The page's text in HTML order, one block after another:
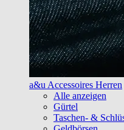
a&u Accessoires Herren
Alle anzeigen
Gürtel
Taschen- &